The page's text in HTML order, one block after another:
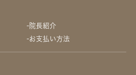
院長紹介
お支払い方法